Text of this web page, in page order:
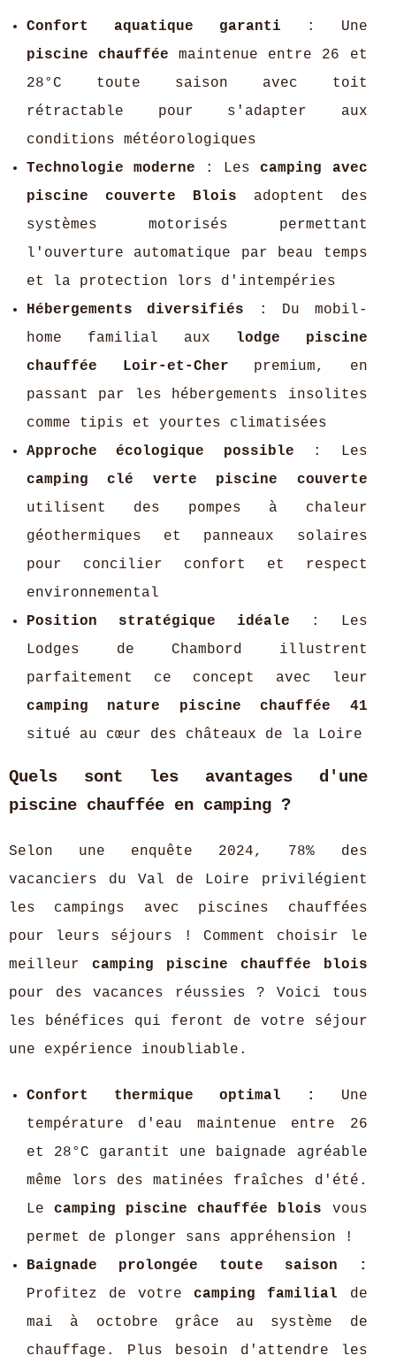
Confort aquatique garanti : Une
piscine chauffée maintenue entre 26 et
28°C toute saison avec toit
rétractable pour s'adapter aux
conditions météorologiques
Technologie moderne : Lescamping avec
piscine couverte Blois adoptent des
systèmes motorisés permettant
l'ouverture automatique par beau temps
et la protection lors d'intempéries
Hébergements diversifiés : Du mobil-
home familial aux lodge piscine
chauffée Loir-et-Cher premium, en
passant par les hébergements insolites
comme tipis et yourtes climatisées
Approche écologique possible : Les
camping clé verte piscine couverte
utilisent des pompes à chaleur
géothermiques et panneaux solaires
pour concilier confort et respect
environnemental
Position stratégique idéale : Les
Lodges de Chambord illustrent
parfaitement ce concept avec leur
camping nature piscine chauffée 41
situé au cœur des châteaux de la Loire
Quels sont les avantages d'une
piscine chauffée en camping ?
Selon une enquête 2024, 78% des
vacanciers du Val de Loire privilégient
les campings avec piscines chauffées
pour leurs séjours ! Comment choisir le
meilleur camping piscine chauffée blois
pour des vacances réussies ? Voici tous
les bénéfices qui feront de votre séjour
une expérience inoubliable.
Confort thermique optimal :
Une
température d'eau maintenue entre 26
et 28°C garantit une baignade agréable
même lors des matinées fraîches d'été.
Lecamping piscine chauffée blois vous
permet de plonger sans appréhension !
Baignade prolongée toute saison :
Profitez de votrecamping familial de
mai à octobre grâce au système de
chauffage. Plus besoin d'attendre les